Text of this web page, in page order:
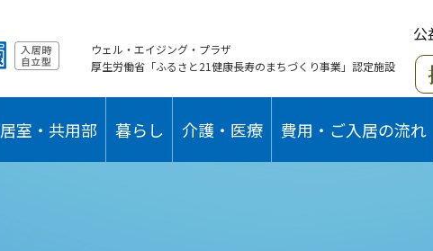
公
ウェル・エイジング・プラザ
厚生労働省「ふるさと21健康長寿のまちづくり事業」認定施設
居室・共用部 暮らし 介護・医療 費用・ご入居の流れ